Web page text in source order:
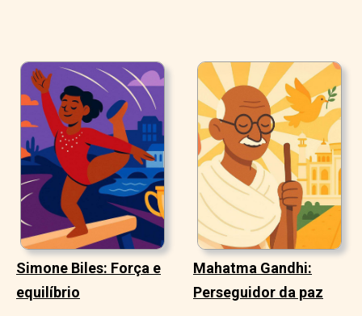
Simone Biles: Força e
equilíbrio
Mahatma Gandhi:
Perseguidor da paz